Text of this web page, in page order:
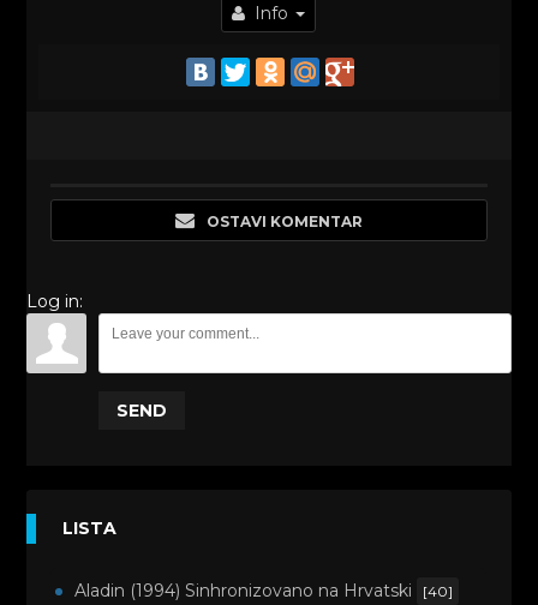
Info
OSTAVI KOMENTAR
Log in:
SEND
LISTA
Aladin (1994) Sinhronizovano na Hrvatski [40]